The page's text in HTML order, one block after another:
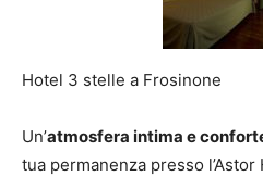
Hotel 3 stelle a Frosinone
Un’atmosfera intima e
tua permanenza presso